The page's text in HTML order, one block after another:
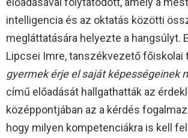
intelligencia és az oktatás közötti
megláttatására helyezte a hangsúlyt.
Lipcsei Imre, tanszékvezető főiskolai
gyermek érje el saját képességeinek
című előadását hallgathatták az
középpontjában az a kérdés
hogy milyen kompetenciákra is kell